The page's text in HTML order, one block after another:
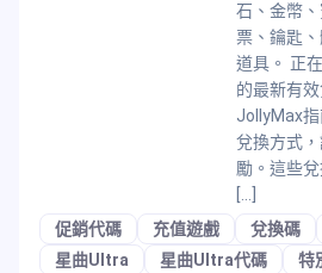
石、金幣
票、鑰匙
道具。 正
的最新有
JollyMax
兌換方式
勵。這些
促銷代碼
充值遊戲 兌換碼
星曲Ultra
星曲Ultra代碼 特